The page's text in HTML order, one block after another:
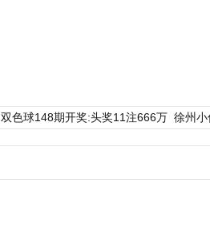
双色球148期开奖:头奖11注666万 徐州